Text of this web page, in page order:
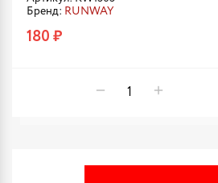
Бренд: RUNWAY
180 ₽